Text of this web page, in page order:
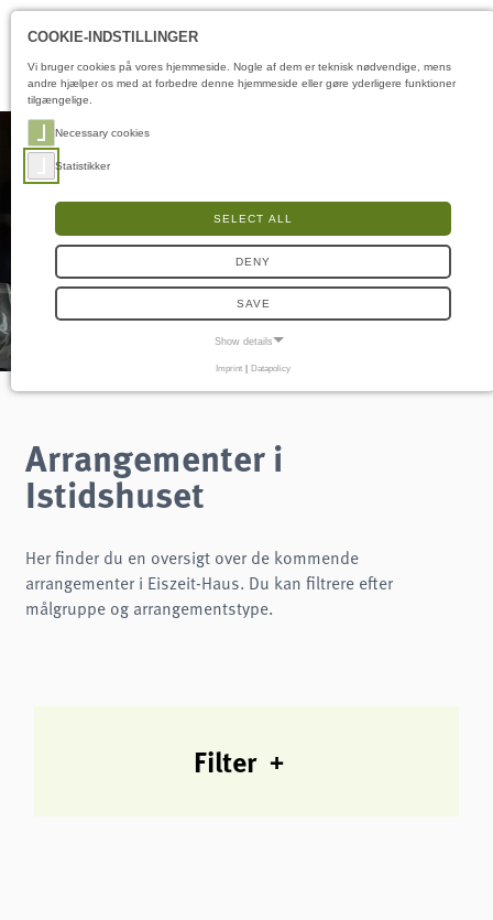
Arrangementer i
Istidshuset
Her finder du en oversigt over de kommende
arrangementer i Eiszeit-Haus. Du kan filtrere efter
målgruppe og arrangementstype.
Filter
COOKIE-INDSTILLINGER
Vi bruger cookies på vores hjemmeside. Nogle af dem er teknisk nødvendige, mens
andre hjælper os med at forbedre denne hjemmeside eller gøre yderligere funktioner
tilgængelige.
Necessary cookies
Statistikker
SELECT ALL
DENY
SAVE
Show details
Samtykke-cookie
Name:
cookie_consent
Denne cookie gemmer brugerens valgte samtykkeindstillinger.
1 år
naturwissenschaftliches-museum.de
Imprint | Datapolicy